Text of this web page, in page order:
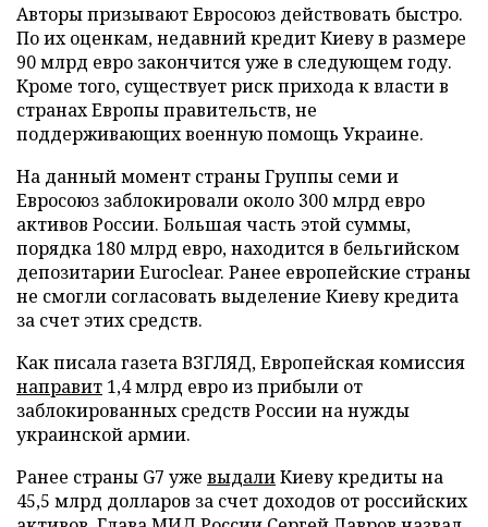
Авторы призывают Евросоюз действовать быстро.
По их оценкам, недавний кредит Киеву в размере
90 млрд евро закончится уже в следующем году.
Кроме того, существует риск прихода к власти в
странах Европы правительств, не
поддерживающих военную помощь Украине.
На данный момент страны Группы семи и
Евросоюз заблокировали около 300 млрд евро
активов России. Большая часть этой суммы,
порядка 180 млрд евро, находится в бельгийском
депозитарии Euroclear. Ранее европейские страны
не смогли согласовать выделение Киеву кредита
за счет этих средств.
Как писала газета ВЗГЛЯД, Европейская комиссия
направит 1,4 млрд евро из прибыли от
заблокированных средств России на нужды
украинской армии.
Ранее страны G7 уже выдалиКиеву кредиты на
45,5 млрд долларов за счет доходов от российских